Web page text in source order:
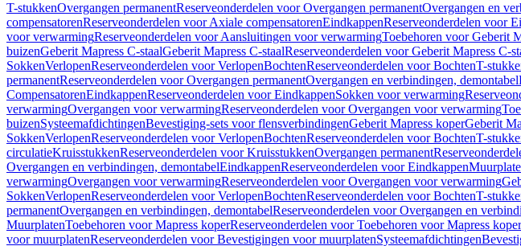
T-stukkenOvergangen permanentReserveonderdelen voor Overgangen permanentOvergangen en
compensatorenReserveonderdelen voor Axiale compensatorenEindkappenReserveonderdelen voor
voor verwarmingReserveonderdelen voor Aansluitingen voor verwarmingToebehoren voor Geberit
buizenGeberit Mapress C-staalGeberit Mapress C-staalReserveonderdelen voor Geberit Mapress C-
SokkenVerlopenReserveonderdelen voor VerlopenBochtenReserveonderdelen voor BochtenT-
permanentReserveonderdelen voor Overgangen permanentOvergangen en verbindingen, demontabel
CompensatorenEindkappenReserveonderdelen voor EindkappenSokken voor verwarming
verwarmingOvergangen voor verwarmingReserveonderdelen voor Overgangen voor verwarming
buizenSysteemafdichtingenBevestiging-sets voor flensverbindingenGeberit Mapress koperGeberit
SokkenVerlopenReserveonderdelen voor VerlopenBochtenReserveonderdelen voor BochtenT-
circulatieKruisstukkenReserveonderdelen voor KruisstukkenOvergangen permanent
Overgangen en verbindingen, demontabelEindkappenReserveonderdelen voor Eindkappen
verwarmingOvergangen voor verwarmingReserveonderdelen voor Overgangen voor verwarming
SokkenVerlopenReserveonderdelen voor VerlopenBochtenReserveonderdelen voor BochtenT-
permanentOvergangen en verbindingen, demontabelReserveonderdelen voor Overgangen en
MuurplatenToebehoren voor Mapress koperReserveonderdelen voor Toebehoren voor Mapress koper
voor muurplatenReserveonderdelen voor Bevestigingen voor muurplatenSysteemafdichtingen